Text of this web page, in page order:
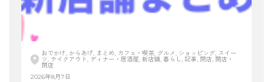
おでかけ, からあげ, まとめ, カフェ・喫茶, グルメ, ショッピング, スイー
ツ, テイクアウト, ディナー・居酒屋, 新店舗, 暮らし, 記事, 閉店, 開店・
閉店
2026年8月7日